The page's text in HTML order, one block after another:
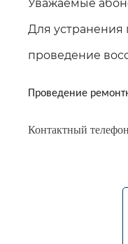
Уважаемые
Для устранения
проведение
Проведение
Контактный